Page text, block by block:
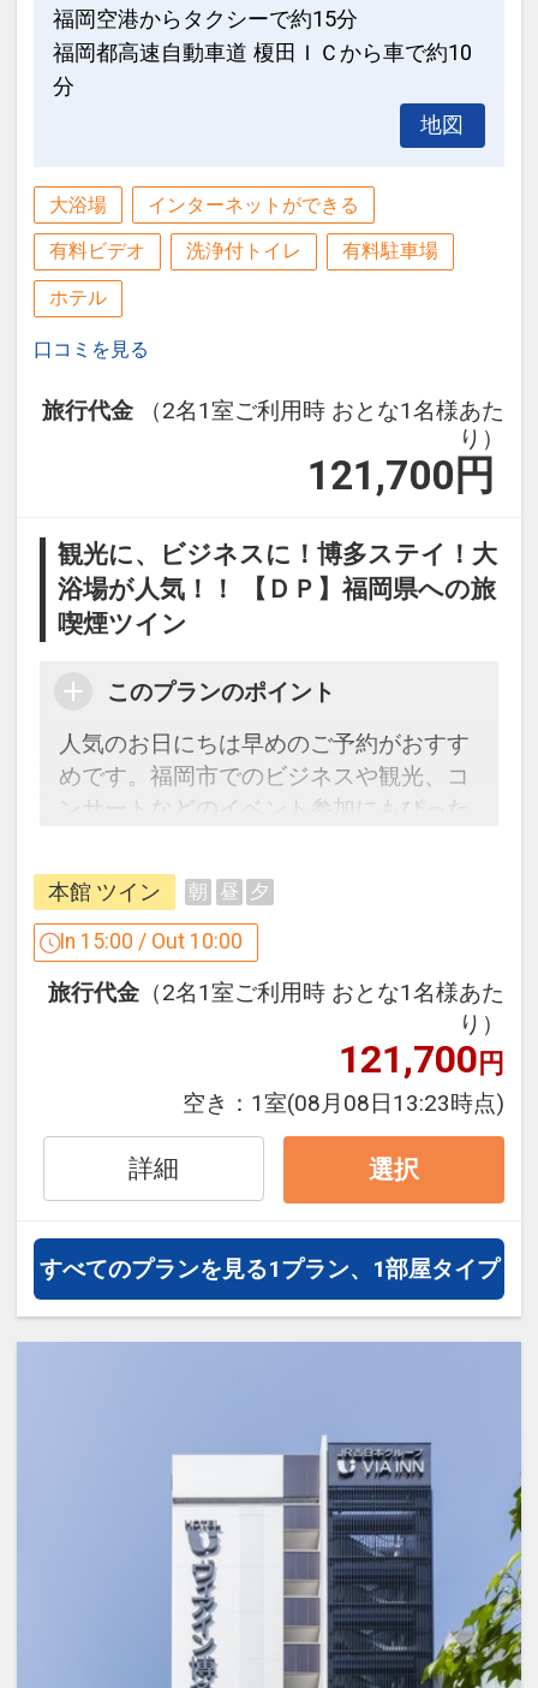
福岡空港からタクシーで約15分
福岡都高速自動車道 榎田ＩＣから車で約10
分
地図
大浴場 インターネットができる
有料ビデオ 洗浄付トイレ 有料駐車場
ホテル
口コミを見る
旅行代金
（2名1室ご利用時 おとな1名様あた
り）
121,700 円
観光に、ビジネスに！博多ステイ！大
浴場が人気！！ 【ＤＰ】福岡県への旅
喫煙ツイン
このプランのポイント
人気のお日にちは早めのご予約がおすす
めです。福岡市でのビジネスや観光、コ
ンサートなどのイベント参加にもぴった
ここがポイント！
●ご宿泊者は朝食代金不要です。朝食は
和洋バイキングです。
インターネットコース番号：DP-1-
17675125
本館 ツイン 朝 昼 夕
In 15:00 / Out 10:00
旅行代金 （2名1室ご利用時 おとな1名様あた
り）
121,700円
空き： 1室(08月08日13:23時点)
詳細 選択
すべてのプランを見る1プラン、1部屋タイプ